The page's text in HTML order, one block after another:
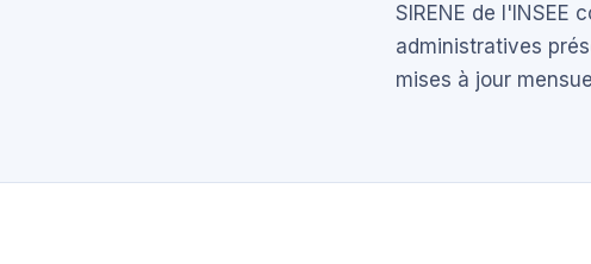
SIRENE de l'INSEE
administratives
mises à jour